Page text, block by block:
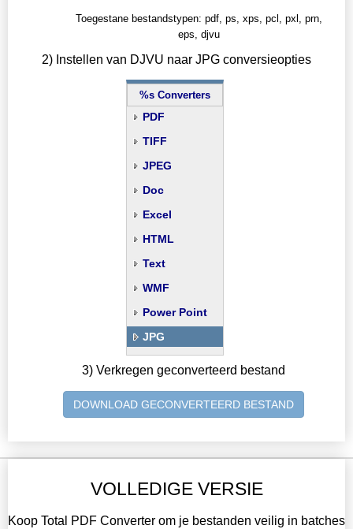
Toegestane bestandstypen: pdf, ps, xps, pcl, pxl, prn,
eps, djvu
2) Instellen van DJVU naar JPG conversieopties
%s Converters
PDF
TIFF
JPEG
Doc
Excel
HTML
Text
WMF
Power Point
JPG
3) Verkregen geconverteerd bestand
DOWNLOAD GECONVERTEERD BESTAND
VOLLEDIGE VERSIE
Koop Total PDF Converter om je bestanden veilig in batches